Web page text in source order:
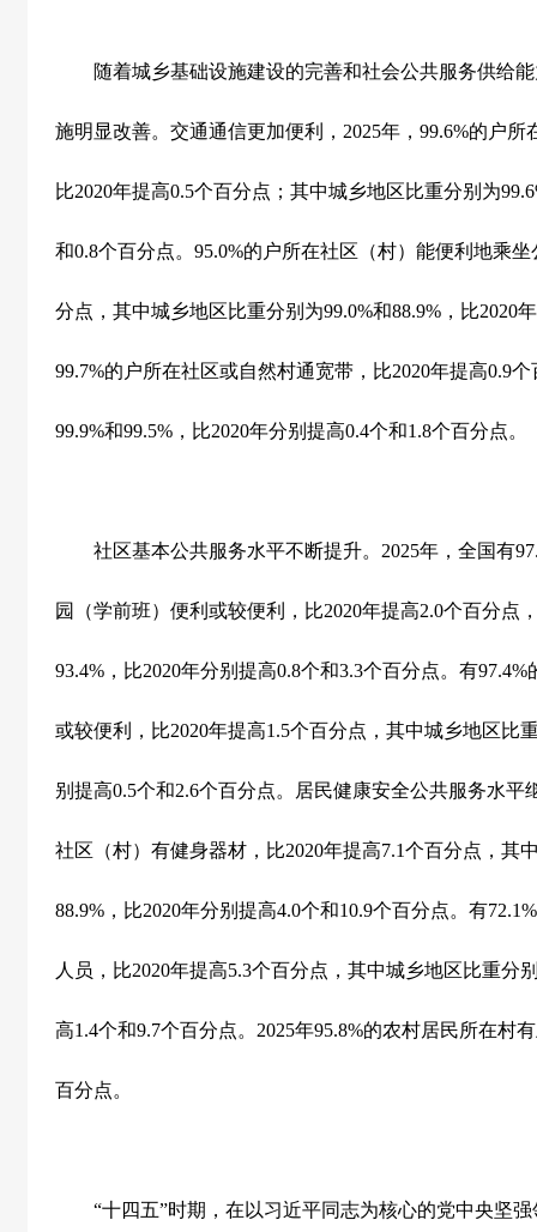
随着城乡基础设施建设的完善和社会公共服务供给能
施明显改善。交通通信更加便利， 2025年， 99.6%的户所
比2020年提高0.5个百分点；其中城乡地区比重分别为
和0.8个百分点。 95.0%的户所在社区（村）能便利地乘
分点，其中城乡地区比重分别为99.0%和88.9% ，比2020
99.7%的户所在社区或自然村通宽带，比2020年提高0.9个
99.9%和99.5% ，比2020年分别提高0.4个和1.8个百分点。
社区基本公共服务水平不断提升。 2025年，全国有
园（学前班）便利或较便利，比2020年提高2.0个百分点
93.4% ，比2020年分别提高0.8个和3.3个百分点。有97.4%
或较便利，比2020年提高1.5个百分点，其中城乡地区比
别提高0.5个和2.6个百分点。居民健康安全公共服务水平
社区（村）有健身器材，比2020年提高7.1个百分点，其
88.9% ，比2020年分别提高4.0个和10.9个百分点。有72.1%
人员，比2020年提高5.3个百分点，其中城乡地区比重分
高1.4个和9.7个百分点。 2025年95.8%的农村居民所在村
百分点。
“十四五”时期，在以习近平同志为核心的党中央坚